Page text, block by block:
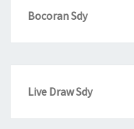
Bocoran Sdy
Live Draw Sdy